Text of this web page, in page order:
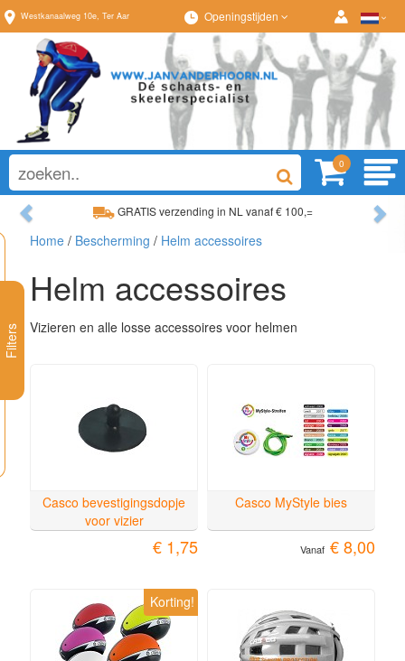
Westkanaalweg 10e, Ter Aar Openingstijden
0
GRATIS verzending in NL vanaf € 100,=
Ruim assortiment, altijd wat naar wens!
Ruim assortiment,
Previous
Filters
Home / Bescherming / Helm accessoires
Helm accessoires
Vizieren en alle losse accessoires voor helmen
Casco bevestigingsdopje
voor vizier
€ 1,75
Casco MyStyle bies
Vanaf € 8,00
Korting!